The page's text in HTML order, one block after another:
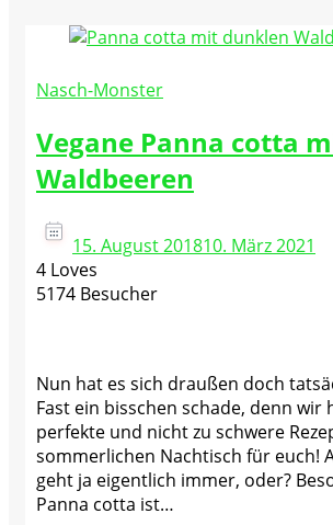
Nasch-Monster
Vegane Panna cotta
Waldbeeren
15. August 201810. März 2021
4 Loves
5174 Besucher
Nun hat es sich draußen doch
Fast ein bisschen schade, denn wir
perfekte und nicht zu schwere
sommerlichen Nachtisch für euch!
geht ja eigentlich immer, oder?
Panna cotta ist…